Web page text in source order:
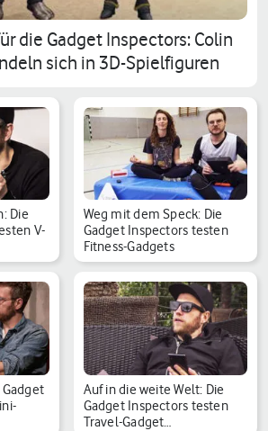
die Gadget Inspectors: Colin
sich in 3D-Spielfiguren
Die
V-
Weg mit dem Speck: Die
Gadget Inspectors testen
Fitness-Gadgets
Auf in die weite Welt: Die
Gadget Inspectors testen
Travel-Gadget…